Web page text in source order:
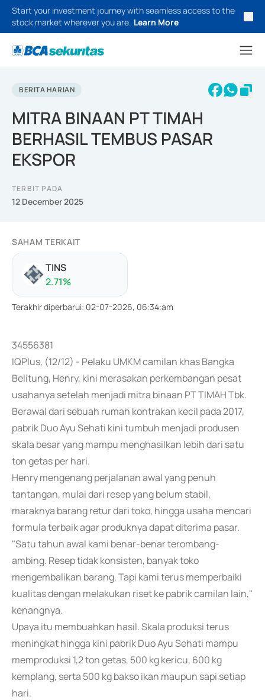
Start your investment journey with seamless access to the
stock market wherever you are. Learn More
BERITA HARIAN
MITRA BINAAN PT TIMAH
BERHASIL TEMBUS PASAR
EKSPOR
TERBIT PADA
12 December 2025
SAHAM TERKAIT
TINS
2.71%
Terakhir diperbarui: 02-07-2026, 06:34:am
34556381
IQPlus, (12/12) - Pelaku UMKM camilan khas Bangka
Belitung, Henry, kini merasakan perkembangan pesat
usahanya setelah menjadi mitra binaan PT TIMAH Tbk.
Berawal dari sebuah rumah kontrakan kecil pada 2017,
pabrik Duo Ayu Sehati kini tumbuh menjadi produsen
skala besar yang mampu menghasilkan lebih dari satu
ton getas per hari.
Henry mengenang perjalanan awal yang penuh
tantangan, mulai dari resep yang belum stabil,
maraknya barang retur dari toko, hingga usaha mencari
formula terbaik agar produknya dapat diterima pasar.
"Satu tahun awal kami benar-benar terombang-
ambing. Resep tidak konsisten, banyak toko
mengembalikan barang. Tapi kami terus memperbaiki
kualitas dengan melakukan riset ke pabrik camilan lain,"
kenangnya.
Upaya itu membuahkan hasil. Skala produksi terus
meningkat hingga kini pabrik Duo Ayu Sehati mampu
memproduksi 1,2 ton getas, 500 kg kericu, 600 kg
kemplang, serta 500 kg bakso ikan maupun sapi setiap
hari.